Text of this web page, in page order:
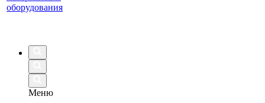
Меню